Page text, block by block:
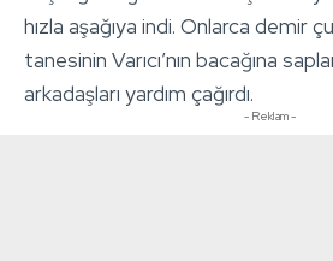
hızla aşağıya indi. Onlarca demir
tanesinin Varıcı’nın bacağına
arkadaşları yardım çağırdı.
- Reklam -